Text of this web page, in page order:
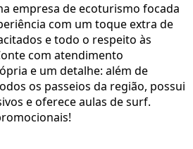
empresa de ecoturismo focada
com um toque extra de
e todo o respeito às
com atendimento
e um detalhe: além de
os passeios da região, possui
e oferece aulas de surf.